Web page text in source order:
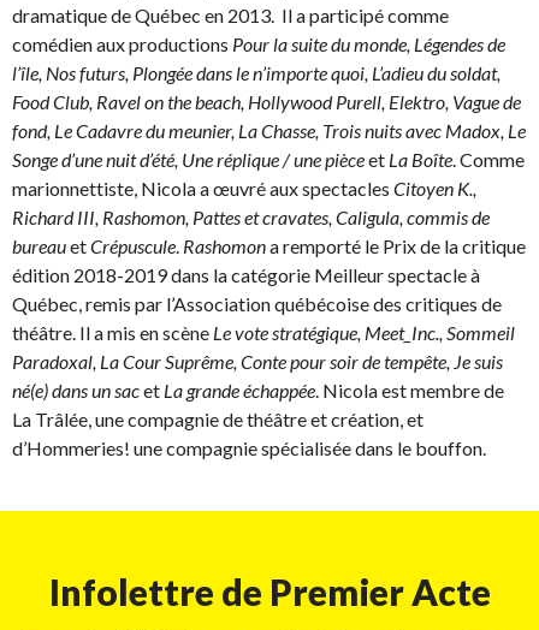
dramatique de Québec en 2013. Il a participé comme
comédien aux productions Pour la suite du monde, Légendes de
l’île, Nos futurs, Plongée dans le n’importe quoi, L’adieu du soldat,
Food Club, Ravel on the beach, Hollywood Purell, Elektro, Vague de
fond, Le Cadavre du meunier, La Chasse, Trois nuits avec Madox, Le
Songe d’une nuit d’été, Une réplique / une pièceet La Boîte. Comme
marionnettiste, Nicola a œuvré aux spectacles Citoyen K.,
Richard III, Rashomon, Pattes et cravates, Caligula, commis de
bureauetCrépuscule. Rashomona remporté le Prix de la critique
édition 2018-2019 dans la catégorie Meilleur spectacle à
Québec, remis par l’Association québécoise des critiques de
théâtre. Il a mis en scène Le vote stratégique, Meet_Inc., Sommeil
Paradoxal, La Cour Suprême, Conte pour soir de tempête, Je suis
né(e) dans un sacet La grande échappée. Nicola est membre de
La Trâlée, une compagnie de théâtre et création, et
d’Hommeries! une compagnie spécialisée dans le bouffon.
Infolettre de Premier Acte